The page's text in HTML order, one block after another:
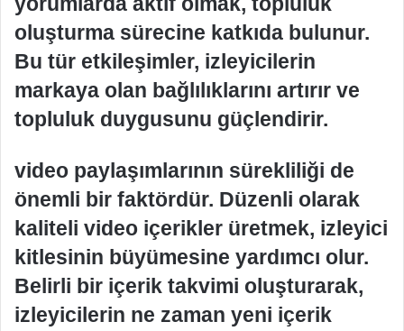
oluşturma sürecine katkıda bulunur.
Bu tür etkileşimler, izleyicilerin
markaya olan bağlılıklarını artırır ve
topluluk duygusunu güçlendirir.
video paylaşımlarının sürekliliği de
önemli bir faktördür. Düzenli olarak
kaliteli video içerikler üretmek, izleyici
kitlesinin büyümesine yardımcı olur.
Belirli bir içerik takvimi oluşturarak,
izleyicilerin ne zaman yeni içerik